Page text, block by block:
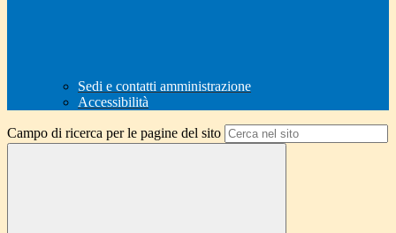
Sedi e contatti amministrazione
Accessibilità
Campo di ricerca per le pagine del sito